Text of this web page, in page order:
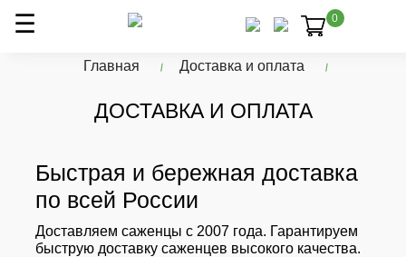
0
Главная Доставка и оплата
ДОСТАВКА И ОПЛАТА
Быстрая и бережная доставка
по всей России
Доставляем саженцы с 2007 года. Гарантируем
быструю доставку саженцев высокого качества.